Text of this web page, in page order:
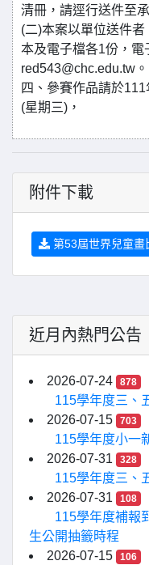
清冊，請逕行送件至
(二)本案以單位送件
本及電子檔各1份，電
red543@chc.edu.tw。
四、參賽作品請於
(星期三)，
附件下載
第53屆世界兒童
近月內熱門公告
2026-07-24 878
115學年度三、
2026-07-15
703
115學年度小一
2026-07-31
328
115學年度三、
2026-07-31
108
115學年度補報
生公開抽籤時程
2026-07-15
106